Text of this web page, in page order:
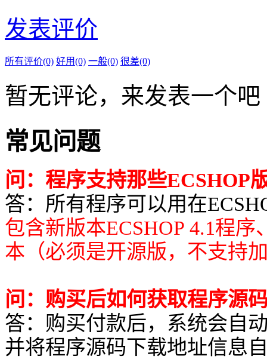
发表评价
所有评价(0) 好用(0) 一般(0) 很差(0)
暂无评论，来发表一个吧
常见问题
问：程序支持那些ECSHOP
答：所有程序可以用在
包含新版本ECSHOP 4.1程
本（必须是开源版，不支持
问：购买后如何获取程序源
答：购买付款后，系统会自
并将程序源码下载地址信息